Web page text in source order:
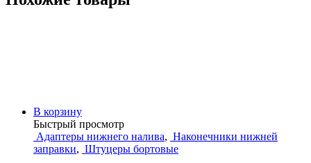
В корзину
Быстрый просмотр
Адаптеры нижнего налива, Наконечники нижней
заправки, Штуцеры бортовые